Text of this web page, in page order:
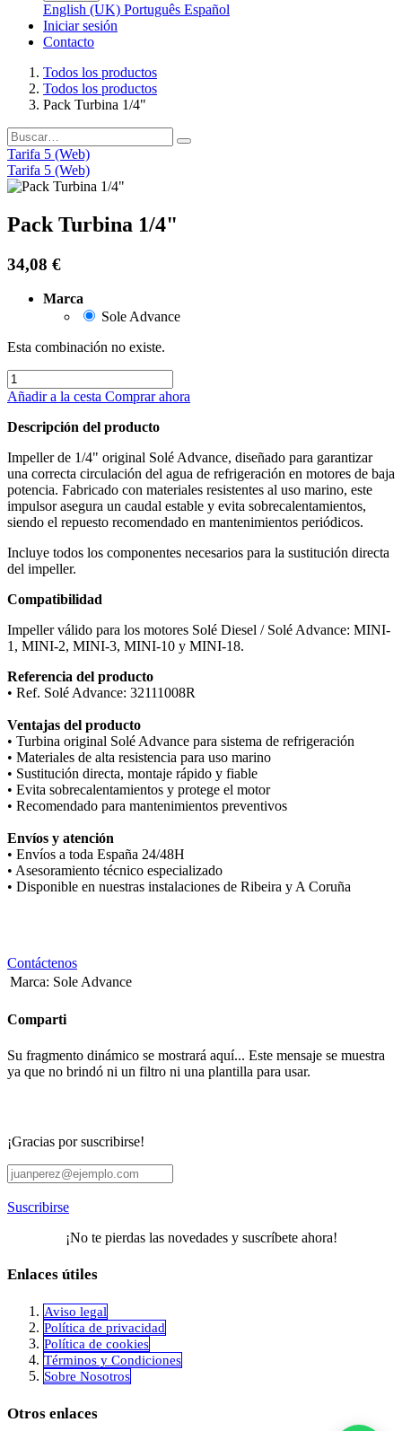
English (UK) Português Español
Iniciar sesión
​Contacto
Todos los productos
Todos los productos
Pack Turbina 1/4"
Tarifa 5 (Web)
Tarifa 5 (Web)
Pack Turbina 1/4"
34,08 €
Marca
Sole Advance
Esta combinación no existe.
Añadir a la cesta Comprar ahora
Descripción del producto
Impeller de 1/4" original Solé Advance, diseñado para garantizar
una correcta circulación del agua de refrigeración en motores de baja
potencia. Fabricado con materiales resistentes al uso marino, este
impulsor asegura un caudal estable y evita sobrecalentamientos,
siendo el repuesto recomendado en mantenimientos periódicos.
Incluye todos los componentes necesarios para la sustitución directa
del impeller.
Compatibilidad
Impeller válido para los motores Solé Diesel / Solé Advance: MINI-
1, MINI-2, MINI-3, MINI-10 y MINI-18.
Referencia del producto
• Ref. Solé Advance: 32111008R
Ventajas del producto
• Turbina original Solé Advance para sistema de refrigeración
• Materiales de alta resistencia para uso marino
• Sustitución directa, montaje rápido y fiable
• Evita sobrecalentamientos y protege el motor
• Recomendado para mantenimientos preventivos
Envíos y atención
• Envíos a toda España 24/48H
• Asesoramiento técnico especializado
• Disponible en nuestras instalaciones de Ribeira y A Coruña
Contáctenos
Marca: Sole Advance
Comparti
Su fragmento dinámico se mostrará aquí... Este mensaje se muestra
ya que no brindó ni un filtro ni una plantilla para usar.
¡Gracias por suscribirse!
Suscribirse
¡No te pierdas las novedades y suscríbete ahora!
Enlaces útiles
Aviso legal
Política de privacidad
​Política de cookies
Términos y Condiciones
Sobre Nosotros
Otros enlaces